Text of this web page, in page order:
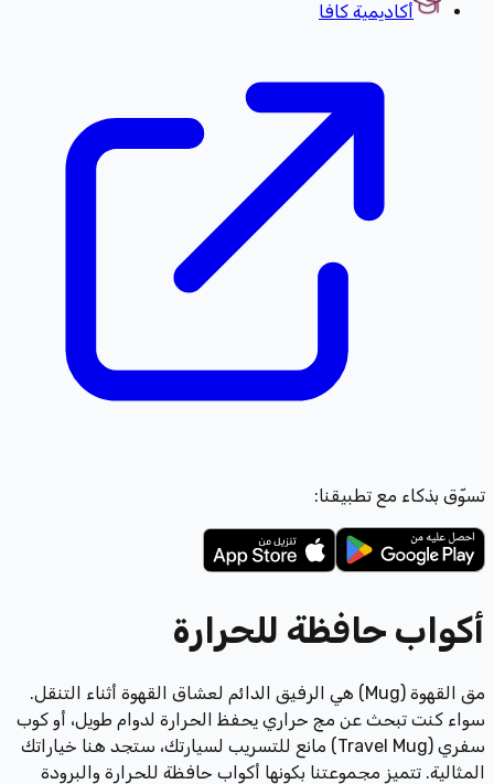
أكاديمية كافا
تسوّق بذكاء مع تطبيقنا:
أكواب حافظة للحرارة
مق القهوة (Mug) هي الرفيق الدائم لعشاق القهوة أثناء التنقل.
سواء كنت تبحث عن مج حراري يحفظ الحرارة لدوام طويل، أو كوب
سفري (Travel Mug) مانع للتسريب لسيارتك، ستجد هنا خياراتك
المثالية. تتميز مجموعتنا بكونها أكواب حافظة للحرارة والبرودة